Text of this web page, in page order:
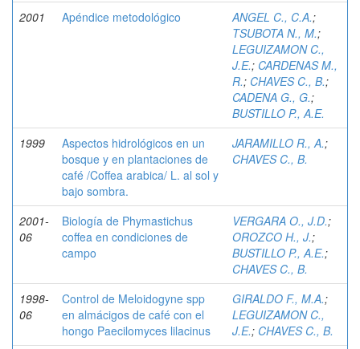
2001
Apéndice metodológico ANGEL C., C.A.;
TSUBOTA N., M.;
LEGUIZAMON C.,
J.E.; CARDENAS M.,
R.; CHAVES C., B.;
CADENA G., G.;
BUSTILLO P., A.E.
1999
Aspectos hidrológicos en un
bosque y en plantaciones de
café /Coffea arabica/ L. al sol y
bajo sombra.
JARAMILLO R., A.;
CHAVES C., B.
2001-
06
Biología de Phymastichus
coffea en condiciones de
campo
VERGARA O., J.D.;
OROZCO H., J.;
BUSTILLO P., A.E.;
CHAVES C., B.
1998-
06
Control de Meloidogyne spp
en almácigos de café con el
hongo Paecilomyces lilacinus
GIRALDO F., M.A.;
LEGUIZAMON C.,
J.E.; CHAVES C., B.